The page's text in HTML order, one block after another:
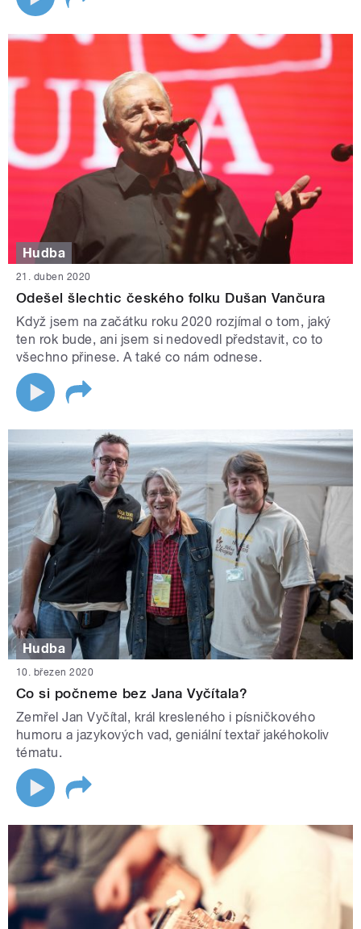
Hudba
21. duben 2020
Odešel šlechtic českého folku Dušan Vančura
Když jsem na začátku roku 2020 rozjímal o tom, jaký
ten rok bude, ani jsem si nedovedl představit, co to
všechno přinese. A také co nám odnese.
Hudba
10. březen 2020
Co si počneme bez Jana Vyčítala?
Zemřel Jan Vyčítal, král kresleného i písničkového
humoru a jazykových vad, geniální textař jakéhokoliv
tématu.